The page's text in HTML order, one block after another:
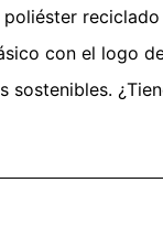
con el logo